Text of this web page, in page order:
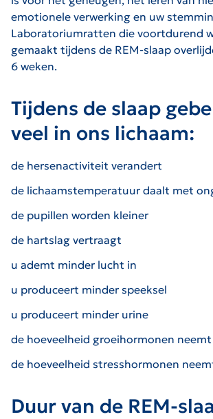
emotionele verwerking en uw
Laboratoriumratten die voortdurend
gemaakt tijdens de REM-slaap
6 weken.
Tijdens de slaap
veel in ons lichaam:
de hersenactiviteit verandert
de lichaamstemperatuur daalt met
de pupillen worden kleiner
de hartslag vertraagt
u ademt minder lucht in
u produceert minder speeksel
u produceert minder urine
de hoeveelheid groeihormonen
de hoeveelheid stresshormonen
Duur van de REM-